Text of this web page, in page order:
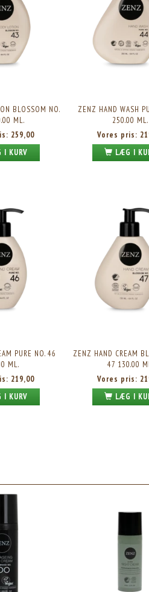
Vores pris:
BLOSSOM NO.
ML.
259,00
I KURV
ZENZ HAND WASH
250.00 ML.
Vores pris:
LÆG I
PURE NO. 46
ML.
219,00
I KURV
ZENZ HAND CREAM
47 130.00
Vores pris:
LÆG I